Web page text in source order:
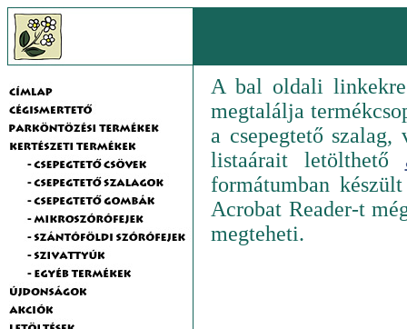
A bal oldali
megtalálja
a csepegtető
listaárait letölthető
formátumban
Acrobat Reader-t
megteheti.